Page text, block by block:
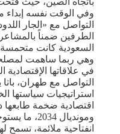
وفي الوقت نفسه
التواصل مع «الجار
الطرفين ضمناً
السعودية كانت متحمسة
وهي ربما ساهمت لمصلحة
في علاقاتها
التواصل مع طهران،
استراتيجيات سياستها
ومونديال
انفتاحية ملائمة، تسمح